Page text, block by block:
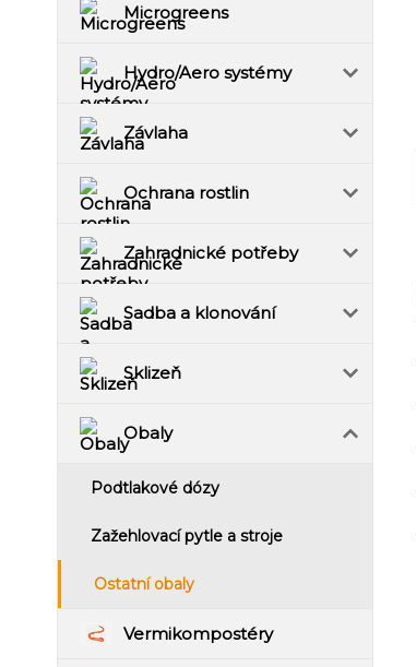
Microgreens
Hydro/Aero systémy
Závlaha
Ochrana rostlin
Zahradnické potřeby
Sadba a klonování
Sklizeň
Obaly
Podtlakové dózy
Zažehlovací pytle a stroje
Ostatní obaly
Vermikompostéry